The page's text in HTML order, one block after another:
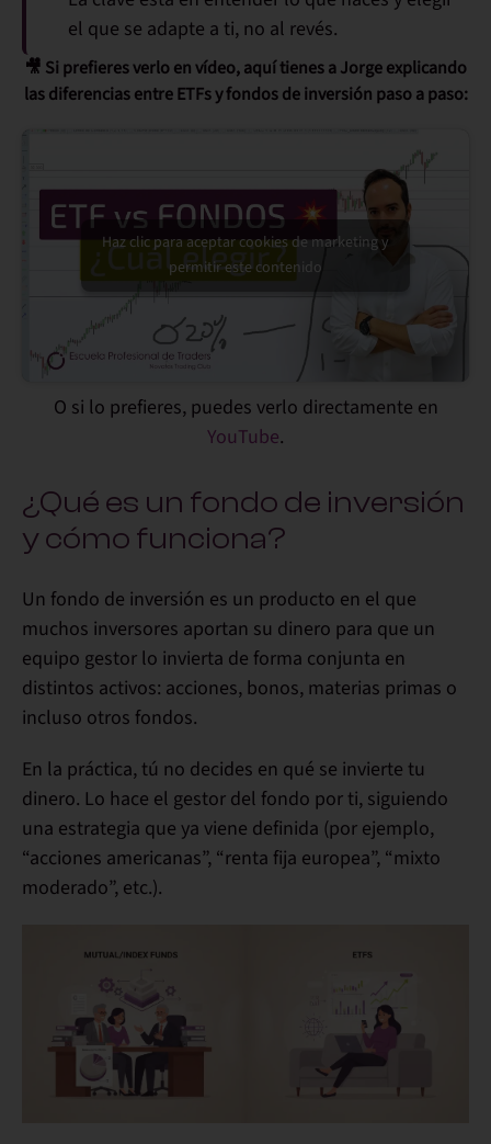
el que se adapte a ti, no al revés.
🎥 Si prefieres verlo en vídeo, aquí tienes a Jorge explicando
las diferencias entre ETFs y fondos de inversión paso a paso:
Haz clic para aceptar cookies de marketing y
permitir este contenido
O si lo prefieres, puedes verlo directamente en
YouTube.
¿Qué es un fondo de inversión
y cómo funciona?
Un fondo de inversión es un producto en el que
muchos inversores aportan su dinero para que un
equipo gestor lo invierta de forma conjunta en
distintos activos: acciones, bonos, materias primas o
incluso otros fondos.
En la práctica, tú no decides en qué se invierte tu
dinero. Lo hace el gestor del fondo por ti, siguiendo
una estrategia que ya viene definida (por ejemplo,
“acciones americanas”, “renta fija europea”, “mixto
moderado”, etc.).